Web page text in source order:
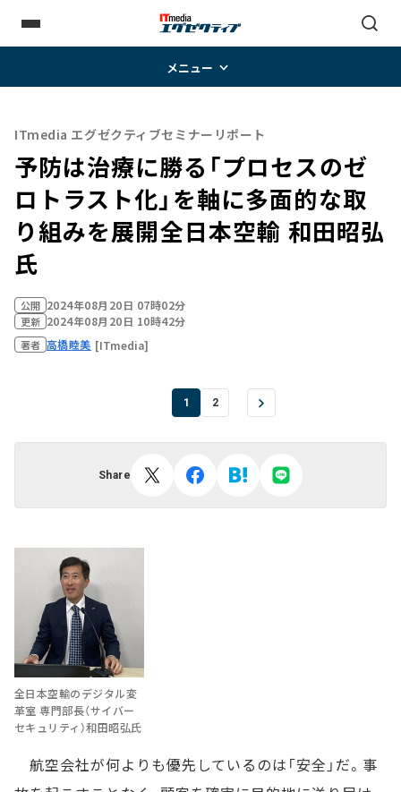
メニュー
ITmedia エグゼクティブセミナーリポート
予防は治療に勝る「プロセスのゼ
ロトラスト化」を軸に多面的な取
り組みを展開――全日本空輸 和田昭弘
氏
公開 2024年08月20日 07時02分
更新 2024年08月20日 10時42分
著者 高橋睦美 [ITmedia]
1 2
Share
全日本空輸のデジタル変
革室 専門部長（サイバー
セキュリティ）和田昭弘氏
航空会社が何よりも優先しているのは「安全」だ。事